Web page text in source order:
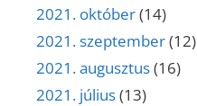
2021. október(14)
2021. szeptember(12)
2021. augusztus(16)
2021. július(13)